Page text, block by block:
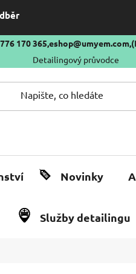
776 170 365,eshop@umyem.com,
Detailingový průvodce
Novinky
Služby detailingu